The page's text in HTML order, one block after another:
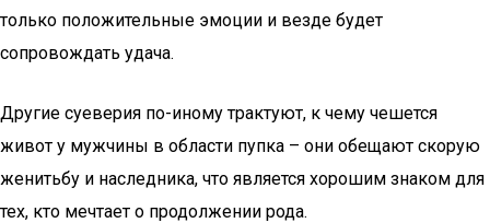
только положительные эмоции и везде будет
сопровождать удача.
Другие суеверия по-иному трактуют, к чему чешется
живот у мужчины в области пупка – они обещают скорую
женитьбу и наследника, что является хорошим знаком для
тех, кто мечтает о продолжении рода.